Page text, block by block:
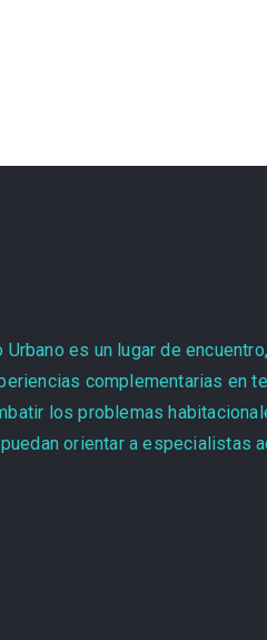
Urbano es un lugar de
complementarias en
los problemas
orientar a especialistas